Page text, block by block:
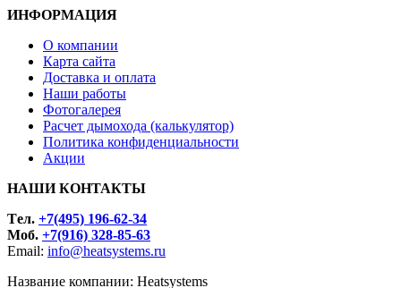
ИНФОРМАЦИЯ
О компании
Карта сайта
Доставка и оплата
Наши работы
Фотогалерея
Расчет дымохода (калькулятор)
Политика конфиденциальности
Акции
НАШИ КОНТАКТЫ
Tел. +7(495) 196-62-34
Моб. +7(916) 328-85-63
Email: info@heatsystems.ru
Название компании: Heatsystems